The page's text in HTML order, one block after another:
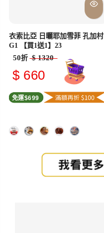
衣索比亞 日曬耶加雪菲 孔加村
G1 【買1送1】23
50折 $ 1320
$ 660
免運$699